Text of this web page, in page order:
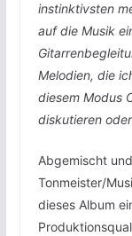
instinktivsten
auf die Musik
Melodien, die
diesem Modus
diskutieren
Abgemischt
Tonmeister/
dieses Album